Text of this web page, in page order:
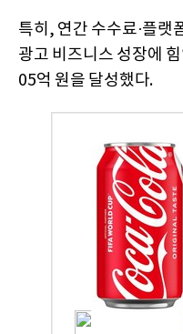
특히, 연간 수수료·플랫
광고 비즈니스 성장에
05억 원을 달성했다.